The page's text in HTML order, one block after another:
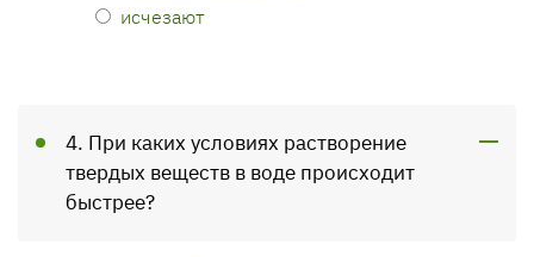
исчезают
4. При каких условиях растворение
твердых веществ в воде происходит
быстрее?